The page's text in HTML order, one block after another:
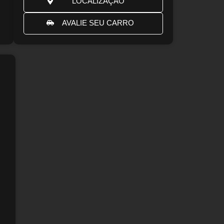
AVALIE SEU CARRO